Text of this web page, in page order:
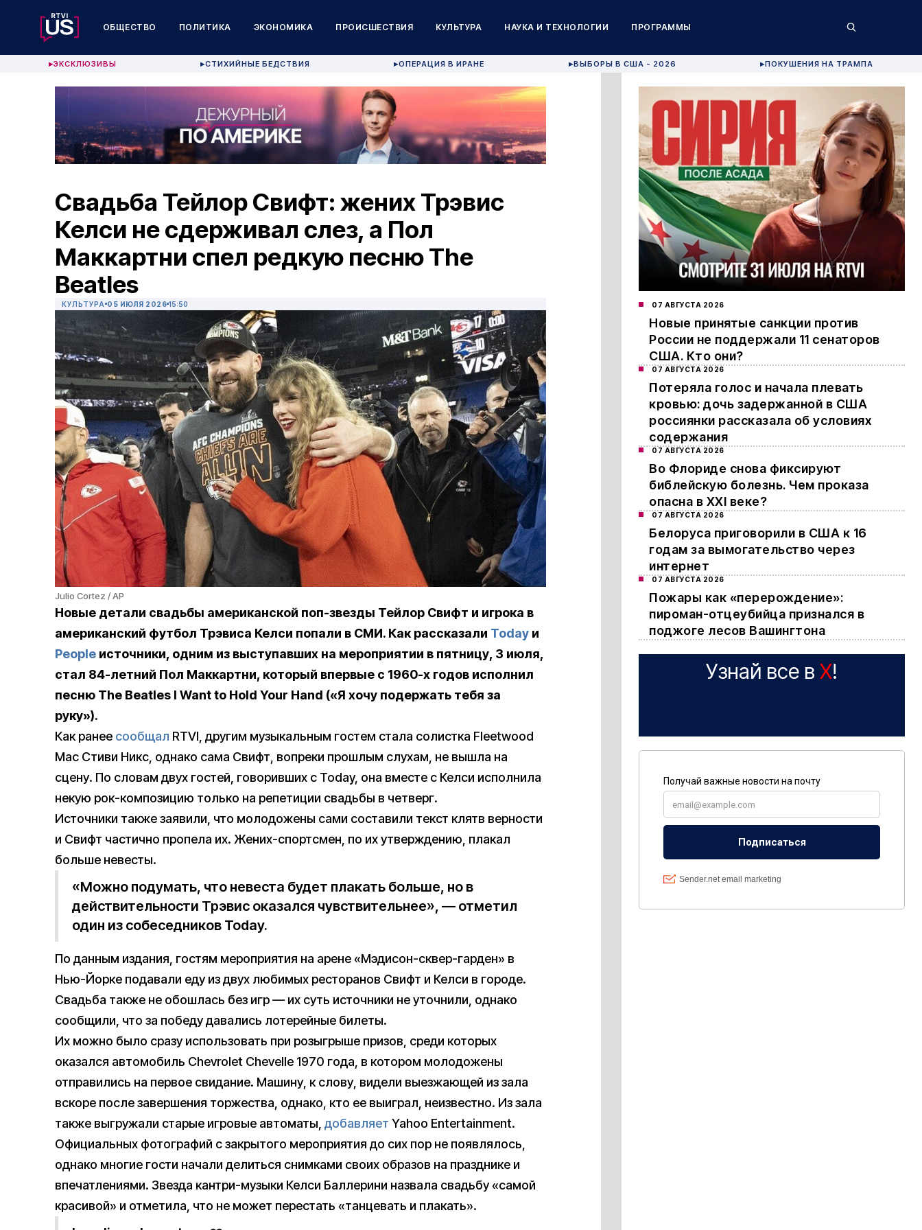
ОБЩЕСТВО ПОЛИТИКА ЭКОНОМИКА ПРОИСШЕСТВИЯ КУЛЬТУРА НАУКА И ТЕХНОЛОГИИ ПРОГРАММЫ
▶ЭКСКЛЮЗИВЫ ▶СТИХИЙНЫЕ БЕДСТВИЯ ▶ОПЕРАЦИЯ В ИРАНЕ ▶ВЫБОРЫ В США - 2026 ▶ПОКУШЕНИЯ НА ТРАМПА
Свадьба Тейлор Свифт: жених Трэвис
Келси не сдерживал слез, а Пол
Маккартни спел редкую песню The
Beatles
КУЛЬТУРА 05 ИЮЛЯ 2026 15:50
Julio Cortez / AP
Новые детали свадьбы американской поп-звезды Тейлор Свифт и игрока в
американский футбол Трэвиса Келси попали в СМИ. Как рассказали Today и
People источники, одним из выступавших на мероприятии в пятницу, 3 июля,
стал 84-летний Пол Маккартни, который впервые с 1960-х годов исполнил
песню The Beatles I Want to Hold Your Hand («Я хочу подержать тебя за
руку»).
Как ранее сообщал RTVI, другим музыкальным гостем стала солистка Fleetwood
Mac Стиви Никс, однако сама Свифт, вопреки прошлым слухам, не вышла на
сцену. По словам двух гостей, говоривших с Today, она вместе с Келси исполнила
некую рок-композицию только на репетиции свадьбы в четверг.
Источники также заявили, что молодожены сами составили текст клятв верности
и Свифт частично пропела их. Жених-спортсмен, по их утверждению, плакал
больше невесты.
«Можно подумать, что невеста будет плакать больше, но в
действительности Трэвис оказался чувствительнее», — отметил
один из собеседников Today.
По данным издания, гостям мероприятия на арене «Мэдисон-сквер-гарден» в
Нью-Йорке подавали еду из двух любимых ресторанов Свифт и Келси в городе.
Свадьба также не обошлась без игр — их суть источники не уточнили, однако
сообщили, что за победу давались лотерейные билеты.
Их можно было сразу использовать при розыгрыше призов, среди которых
оказался автомобиль Chevrolet Chevelle 1970 года, в котором молодожены
отправились на первое свидание. Машину, к слову, видели выезжающей из зала
вскоре после завершения торжества, однако, кто ее выиграл, неизвестно. Из зала
также выгружали старые игровые автоматы, добавляет Yahoo Entertainment.
Официальных фотографий с закрытого мероприятия до сих пор не появлялось,
однако многие гости начали делиться снимками своих образов на празднике и
впечатлениями. Звезда кантри-музыки Келси Баллерини назвала свадьбу «самой
красивой» и отметила, что не может перестать «танцевать и плакать».
07 АВГУСТА 2026
Новые принятые санкции против
России не поддержали 11 сенаторов
США. Кто они?
07 АВГУСТА 2026
Потеряла голос и начала плевать
кровью: дочь задержанной в США
россиянки рассказала об условиях
содержания
07 АВГУСТА 2026
Во Флориде снова фиксируют
библейскую болезнь. Чем проказа
опасна в XXI веке?
07 АВГУСТА 2026
Белоруса приговорили в США к 16
годам за вымогательство через
интернет
07 АВГУСТА 2026
Пожары как «перерождение»:
пироман-отцеубийца признался в
поджоге лесов Вашингтона
Узнай все в X!